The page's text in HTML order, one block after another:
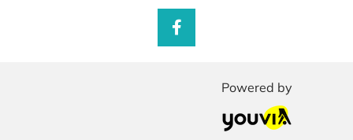
Powered by